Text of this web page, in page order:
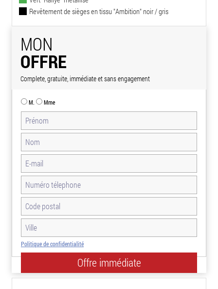
Revêtement de sièges en tissu "Ambition" noir / gris
MON
OFFRE
Complete, gratuite, immédiate et sans engagement
M. Mme
Politique de confidentialité